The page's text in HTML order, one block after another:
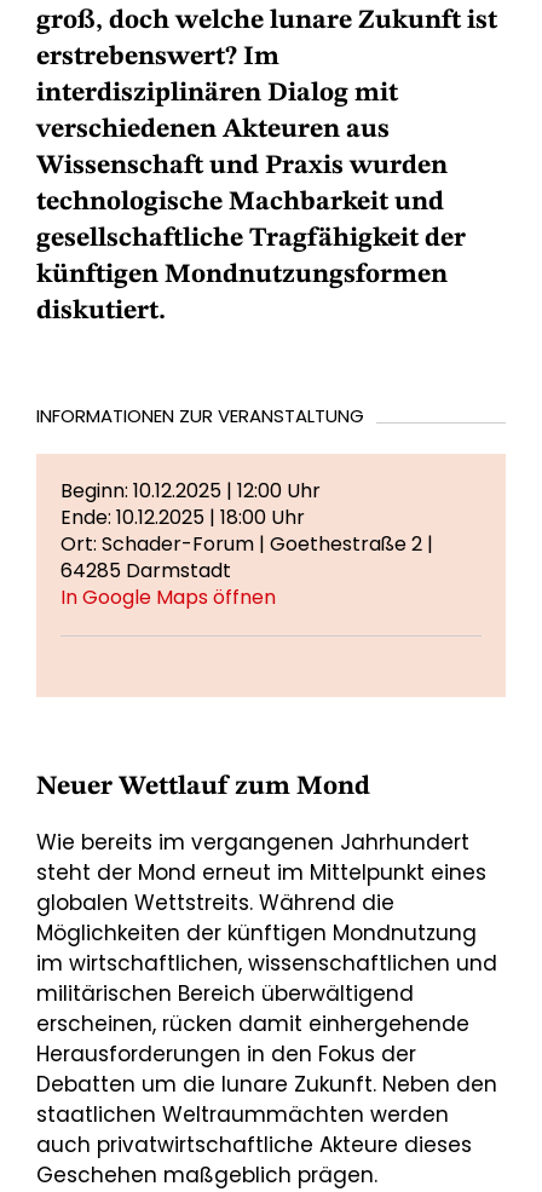
groß, doch welche lunare Zukunft ist
erstrebenswert? Im
interdisziplinären Dialog mit
verschiedenen Akteuren aus
Wissenschaft und Praxis wurden
technologische Machbarkeit und
gesellschaftliche Tragfähigkeit der
künftigen Mondnutzungsformen
diskutiert.
INFORMATIONEN ZUR VERANSTALTUNG
Beginn: 10.12.2025 | 12:00 Uhr
Ende: 10.12.2025 | 18:00 Uhr
Ort: Schader-Forum | Goethestraße 2 |
64285 Darmstadt
In Google Maps öffnen
Neuer Wettlauf zum Mond
Wie bereits im vergangenen Jahrhundert
steht der Mond erneut im Mittelpunkt eines
globalen Wettstreits. Während die
Möglichkeiten der künftigen Mondnutzung
im wirtschaftlichen, wissenschaftlichen und
militärischen Bereich überwältigend
erscheinen, rücken damit einhergehende
Herausforderungen in den Fokus der
Debatten um die lunare Zukunft. Neben den
staatlichen Weltraummächten werden
auch privatwirtschaftliche Akteure dieses
Geschehen maßgeblich prägen.